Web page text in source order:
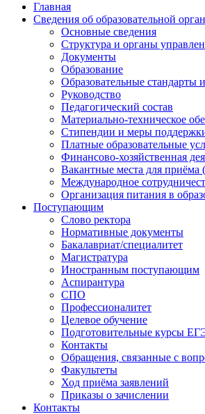
Главная
Сведения об образовательной
Основные сведения
Структура и органы
Документы
Образование
Образовательные стандарты
Руководство
Педагогический состав
Материально-техническое
Стипендии и меры
Платные образовательные
Финансово-хозяйственная
Вакантные места для приёма
Международное
Организация питания в
Поступающим
Слово ректора
Нормативные документы
Бакалавриат/специалитет
Магистратура
Иностранным поступающим
Аспирантура
СПО
Профессионалитет
Целевое обучение
Подготовительные курсы
Контакты
Обращения, связанные с
Факультеты
Ход приёма заявлений
Приказы о зачислении
Контакты